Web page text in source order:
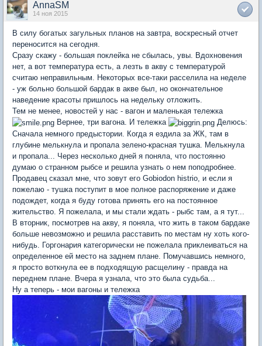
AnnaSM
14 ноя 2015
В силу богатых загульных планов на завтра, воскресный отчет
переносится на сегодня.
Сразу скажу - большая поклейка не сбылась, увы. Вдохновения
нет, а вот температура есть, а лезть в акву с температурой
считаю неправильным. Некоторых все-таки расселила на неделе
- уж больно большой бардак в акве был, но окончательное
наведение красоты пришлось на недельку отложить.
Тем не менее, новостей у нас - вагон и маленькая тележка
Вернее, три вагона. И тележка
Делюсь:
Сначала немного предыстории. Когда я ездила за ЖК, там в
глубине мелькнула и пропала зелено-красная тушка. Мелькнула
и пропала... Через несколько дней я поняла, что постоянно
думаю о странном рыбсе и решила узнать о нем поподробнее.
Продавец сказал мне, что зовут его Gobiodon histrio, и если я
пожелаю - тушка поступит в мое полное распоряжение и даже
подождет, когда я буду готова принять его на постоянное
жительство. Я пожелала, и мы стали ждать - рыбс там, а я тут...
В вторник, посмотрев на акву, я поняла, что жить в таком бардаке
больше невозможно и решила расставить по местам ну хоть кого-
нибудь. Горгонария категорически не пожелала приклеиваться на
определенное ей место на заднем плане. Помучавшись немного,
я просто воткнула ее в подходящую расщелину - правда на
переднем плане. Вчера я узнала, что это была судьба...
Ну а теперь - мои вагоны и тележка